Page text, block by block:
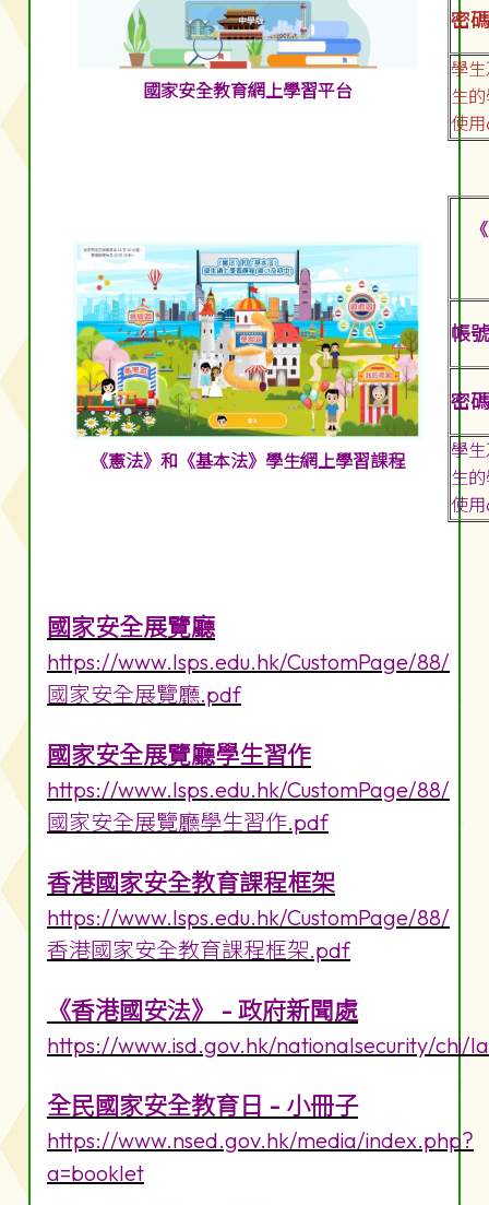
國家安全教育網上學習平台
密
學
生
使
《憲法》和《基本法》學生網上學習課程
帳
密
學
生
使
國家安全展覽廳
https://www.lsps.edu.hk/CustomPage/88/
國家安全展覽廳.pdf
國家安全展覽廳學生習作
https://www.lsps.edu.hk/CustomPage/88/
國家安全展覽廳學生習作.pdf
香港國家安全教育課程框架
https://www.lsps.edu.hk/CustomPage/88/
香港國家安全教育課程框架.pdf
《香港國安法》 - 政府新聞處
https://www.isd.gov.hk/nationalsecurity/chi/
全民國家安全教育日 - 小冊子
https://www.nsed.gov.hk/media/index.php?
a=booklet